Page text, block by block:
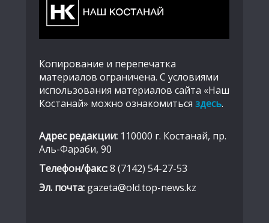
Копирование и перепечатка
материалов ограничена. С условиями
использования материалов сайта «Наш
Костанай» можно ознакомиться здесь.
Адрес редакции: 110000 г. Костанай, пр.
Аль-Фараби, 90
Телефон/факс:8 (7142) 54-27-53
Эл. почта: gazeta@old.top-news.kz